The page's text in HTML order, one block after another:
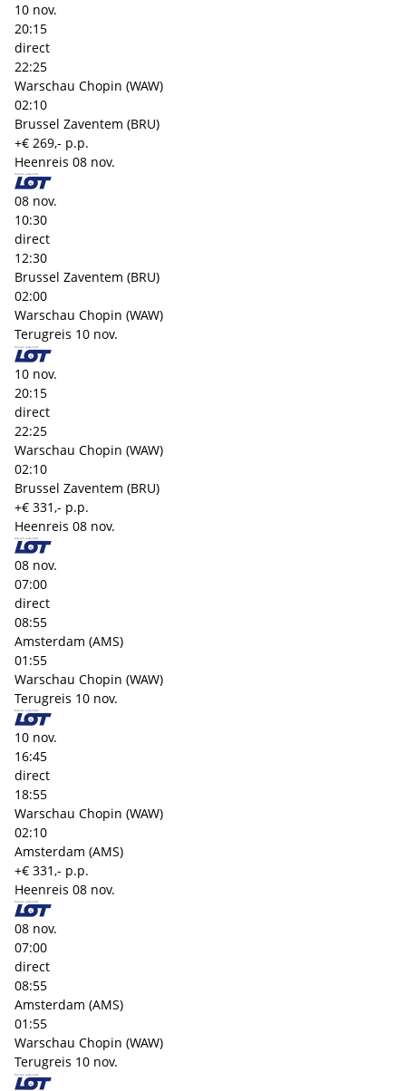
10 nov.
20:15
direct
22:25
Warschau Chopin (WAW)
02:10
Brussel Zaventem (BRU)
+€ 269,- p.p.
Heenreis 08 nov.
08 nov.
10:30
direct
12:30
Brussel Zaventem (BRU)
02:00
Warschau Chopin (WAW)
Terugreis 10 nov.
10 nov.
20:15
direct
22:25
Warschau Chopin (WAW)
02:10
Brussel Zaventem (BRU)
+€ 331,- p.p.
Heenreis 08 nov.
08 nov.
07:00
direct
08:55
Amsterdam (AMS)
01:55
Warschau Chopin (WAW)
Terugreis 10 nov.
10 nov.
16:45
direct
18:55
Warschau Chopin (WAW)
02:10
Amsterdam (AMS)
+€ 331,- p.p.
Heenreis 08 nov.
08 nov.
07:00
direct
08:55
Amsterdam (AMS)
01:55
Warschau Chopin (WAW)
Terugreis 10 nov.